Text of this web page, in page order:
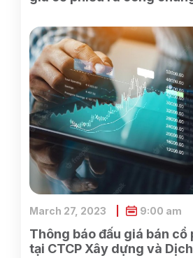
Thông báo đấu giá bán cổ
tại CTCP Xây dựng và
March 27, 2023 9:00 am